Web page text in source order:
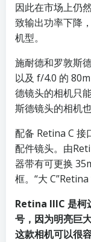
因此在市场上仍
致输出功率下降
机型。
施耐德和罗敦斯
以及 f/4.0 的
德镜头的相机只
斯德镜头的相机
配备 Retina C 接
配件镜头。由
器带有可更换
框。“大
Retina IIIC 是柯
号，因为明亮巨
这款相机可以很